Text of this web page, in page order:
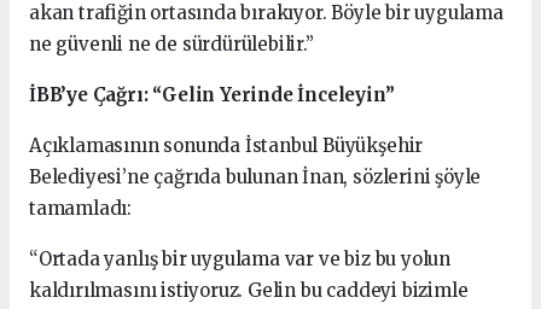
akan trafiğin ortasında bırakıyor. Böyle bir uygulama
ne güvenli ne de sürdürülebilir.”
İBB’ye Çağrı: “Gelin Yerinde İnceleyin”
Açıklamasının sonunda İstanbul Büyükşehir
Belediyesi’ne çağrıda bulunan İnan, sözlerini şöyle
tamamladı:
“Ortada yanlış bir uygulama var ve biz bu yolun
kaldırılmasını istiyoruz. Gelin bu caddeyi bizimle